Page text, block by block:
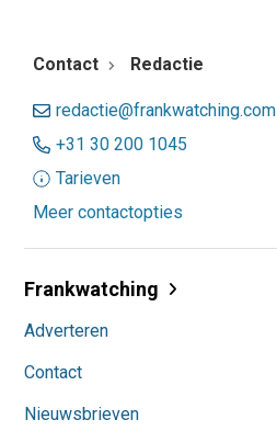
Contact Redactie
redactie@frankwatching.com
+31 30 200 1045
Tarieven
Meer contactopties
Frankwatching
Adverteren
Contact
Nieuwsbrieven